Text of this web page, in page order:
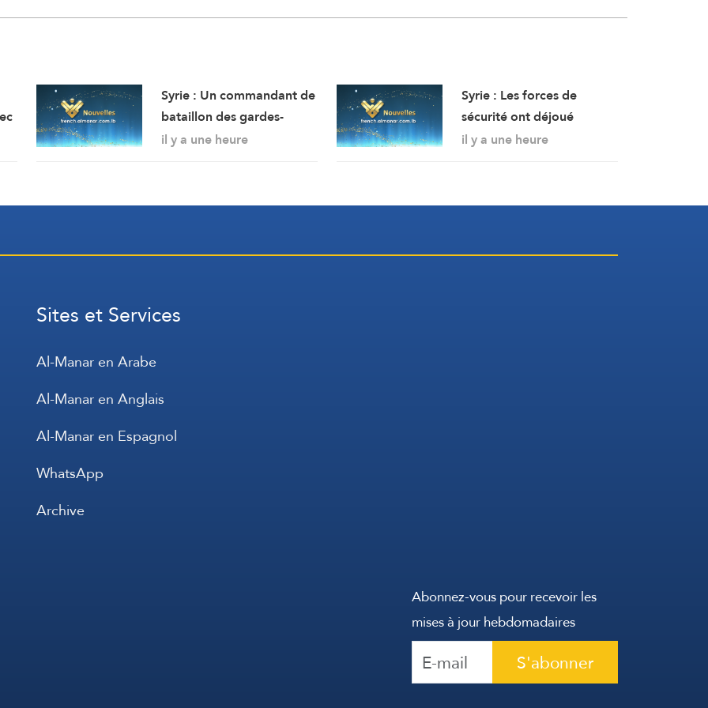
Syrie : Un commandant de
bataillon des gardes-
frontières tué et deux
l’est de Deir Ezzor au
il y a une heure
Syrie : Les forces de
sécurité ont déjoué
vendredi un attentat à la
Zeinab dans la campagne
il y a une heure
Sites et Services
Al-Manar en Arabe
Al-Manar en Anglais
Al-Manar en Espagnol
WhatsApp
Archive
Abonnez-vous pour recevoir les
mises à jour hebdomadaires
S'abonner